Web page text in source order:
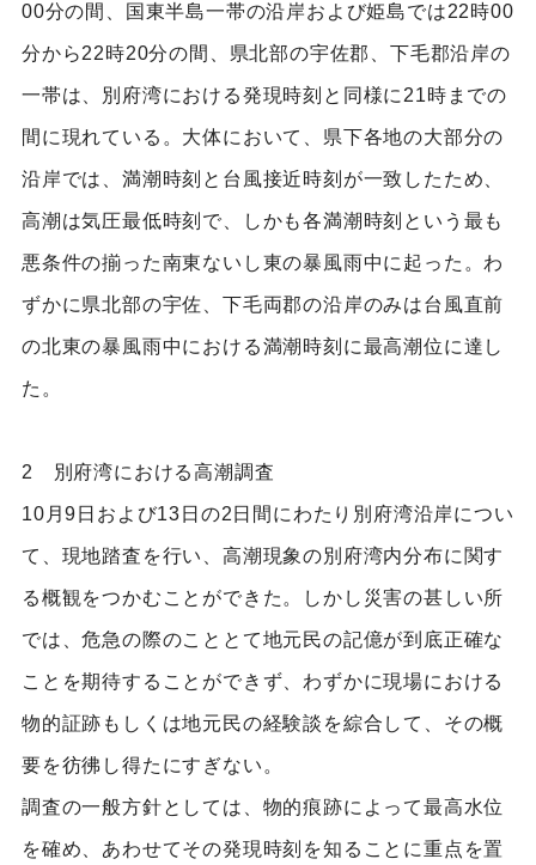
00分の間、国東半島一帯の沿岸および姫島では22時00
分から22時20分の間、県北部の宇佐郡、下毛郡沿岸の
一帯は、別府湾における発現時刻と同様に21時までの
間に現れている。大体において、県下各地の大部分の
沿岸では、満潮時刻と台風接近時刻が一致したため、
高潮は気圧最低時刻で、しかも各満潮時刻という最も
悪条件の揃った南東ないし東の暴風雨中に起った。わ
ずかに県北部の宇佐、下毛両郡の沿岸のみは台風直前
の北東の暴風雨中における満潮時刻に最高潮位に達し
た。
2 別府湾における高潮調査
10月9日および13日の2日間にわたり別府湾沿岸につい
て、現地踏査を行い、高潮現象の別府湾内分布に関す
る概観をつかむことができた。しかし災害の甚しい所
では、危急の際のこととて地元民の記億が到底正確な
ことを期待することができず、わずかに現場における
物的証跡もしくは地元民の経験談を綜合して、その概
要を彷彿し得たにすぎない。
調査の一般方針としては、物的痕跡によって最高水位
を確め、あわせてその発現時刻を知ることに重点を置